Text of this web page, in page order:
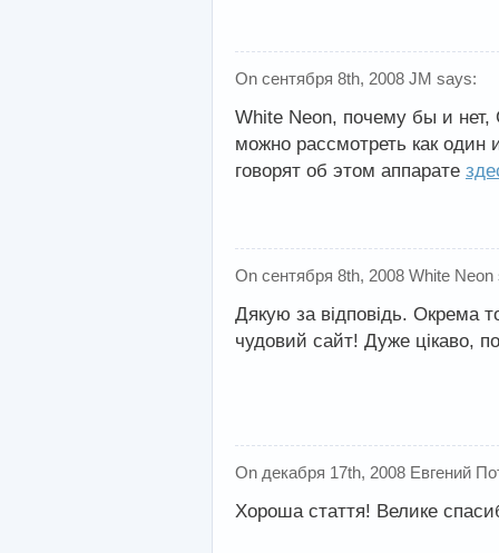
On сентября 8th, 2008 JM says:
White Neon, почему бы и нет,
можно рассмотреть как один
говорят об этом аппарате
On сентября 8th, 2008 White
Дякую за відповідь. Окрема
чудовий сайт! Дуже цікаво,
On декабря 17th, 2008 Евгений
Хороша стаття! Велике